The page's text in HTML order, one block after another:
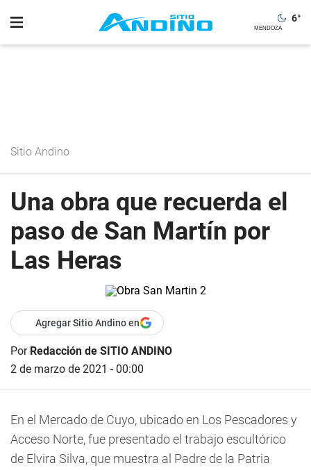
6°
Sitio Andino
Una obra que recuerda el
paso de San Martín por
Las Heras
Agregar Sitio Andino en
Por Redacción de SITIO ANDINO
2 de marzo de 2021 - 00:00
En el Mercado de Cuyo, ubicado en Los Pescadores y
Acceso Norte, fue presentado el trabajo escultórico
de Elvira Silva, que muestra al Padre de la Patria